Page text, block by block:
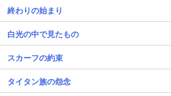
終わりの始まり
白光の中で見たもの
スカーフの約束
タイタン族の怨念